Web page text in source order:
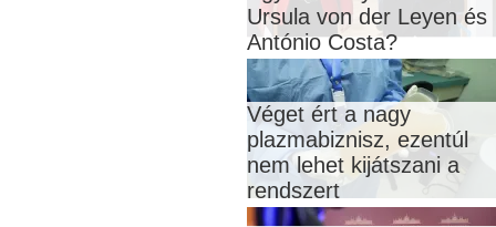
Ursula von der Leyen és
António Costa?
Véget ért a nagy
plazmabiznisz, ezentúl
nem lehet kijátszani a
rendszert